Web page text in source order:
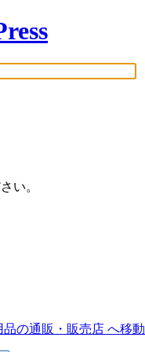
い。
の通販・販売店 へ移動